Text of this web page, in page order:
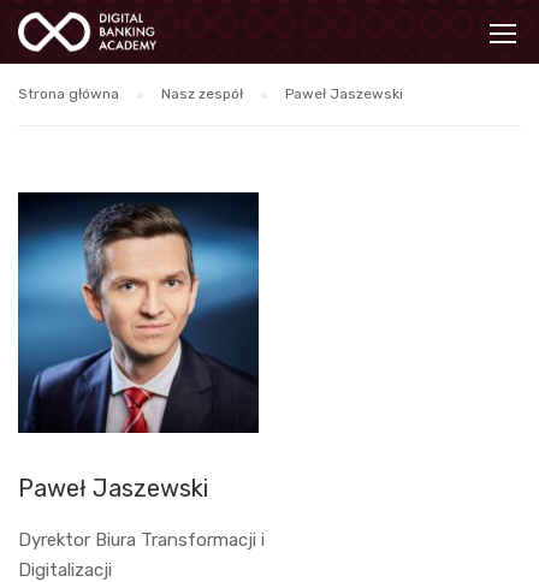
Strona główna Nasz zespół Paweł Jaszewski
Paweł Jaszewski
Dyrektor Biura Transformacji i
Digitalizacji